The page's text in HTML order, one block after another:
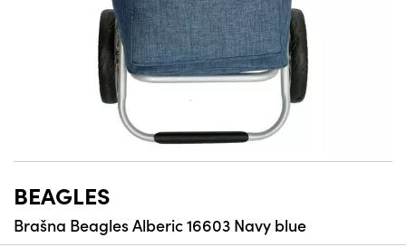
BEAGLES
Brašna Beagles Alberic 16603 Navy blue